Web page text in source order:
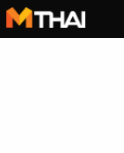
Skip
to